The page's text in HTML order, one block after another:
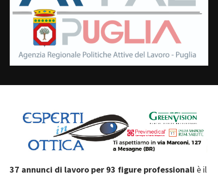
37 annunci di lavoro per 93 figure professionali è il